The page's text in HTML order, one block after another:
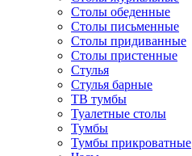
Столы обеденные
Столы письменные
Столы придиванные
Столы пристенные
Стулья
Стулья барные
ТВ тумбы
Туалетные столы
Тумбы
Тумбы прикроватные